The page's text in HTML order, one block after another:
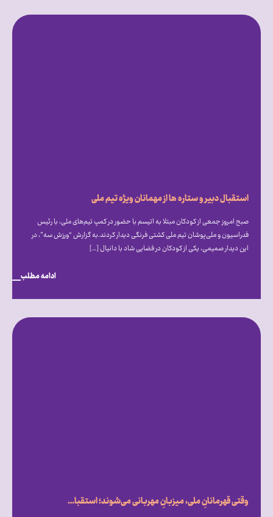
استقبال دبیر و ستاره ها از مهمانان ویژه تیم ملی
صبح امروز جمعی از کودکان مبتلا به اتیسم با حضور در کمپ تیم‌های ملی، با رئیس
فدراسیون و ملی‌پوشان تیم ملی کشتی فرنگی دیدار کردند.به گزارش “ورزش سه”، در
این دیدار صمیمی، یکی از کودکان در فضایی شاد با دانیال […]
ادامه مطلب
وقتی قهرمانانِ ملی، میزبانِ مهربانی می‌شوند؛ استقبال گرم علیرضا دبیر از فرزندان انجمن اتیسم ایران [همراه با فیلم]